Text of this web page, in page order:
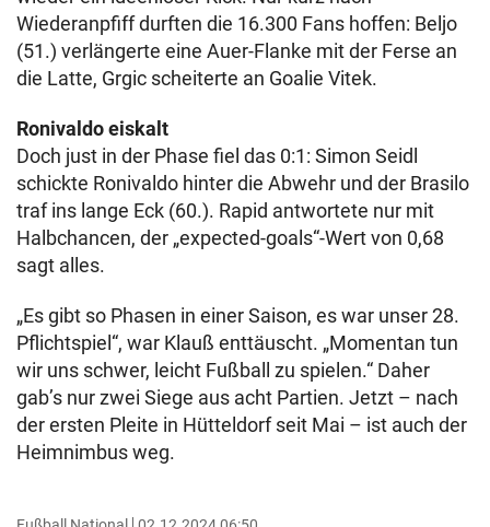
Wiederanpfiff durften die 16.300 Fans hoffen: Beljo
(51.) verlängerte eine Auer-Flanke mit der Ferse an
die Latte, Grgic scheiterte an Goalie Vitek.
Ronivaldo eiskalt
Doch just in der Phase fiel das 0:1: Simon Seidl
schickte Ronivaldo hinter die Abwehr und der Brasilo
traf ins lange Eck (60.). Rapid antwortete nur mit
Halbchancen, der „expected-goals“-Wert von 0,68
sagt alles.
„Es gibt so Phasen in einer Saison, es war unser 28.
Pflichtspiel“, war Klauß enttäuscht. „Momentan tun
wir uns schwer, leicht Fußball zu spielen.“ Daher
gab’s nur zwei Siege aus acht Partien. Jetzt – nach
der ersten Pleite in Hütteldorf seit Mai – ist auch der
Heimnimbus weg.